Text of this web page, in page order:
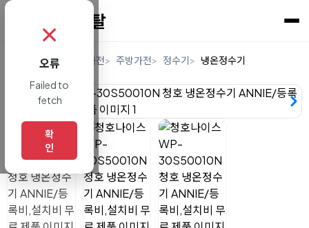
렌탈 디지털/가전 주방가전 정수기 냉온정수기
✗
오류
Failed to
fetch
확
인